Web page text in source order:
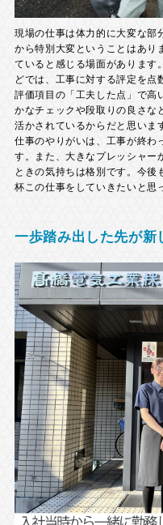
現場の仕事は体力的に大変な部
から特別大変ということはあり
ていると感じる場面があります
どでは、工事に対する評定を
評価項目の「工夫した点」で高
かなチェックや段取りの良さな
活かされているからだと思いま
仕事のやりがいは、工事が終わ
す。また、大きなプレッシャー
ときの気持ちは格別です。今
杯この仕事をしていきたいと思
一歩踏み出した先が新